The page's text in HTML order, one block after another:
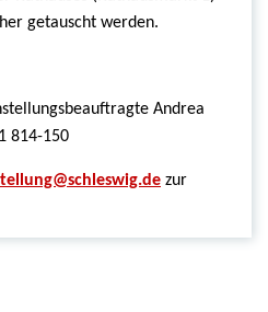
getauscht werden.
Andrea
814-150
zur